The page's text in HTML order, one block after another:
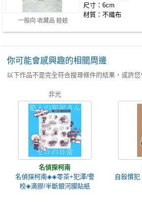
一般向 收藏品 娃娃
尺寸：6cm
材質：不織布
你可能會感興趣的相關周邊
以下作品不是完全符合搜尋條件的結果，或許您
非光
名偵探柯南
名偵探柯南◈◈零茶+犯澤/警
校◈滴膠/半斷銀河膜貼紙
自殺慣